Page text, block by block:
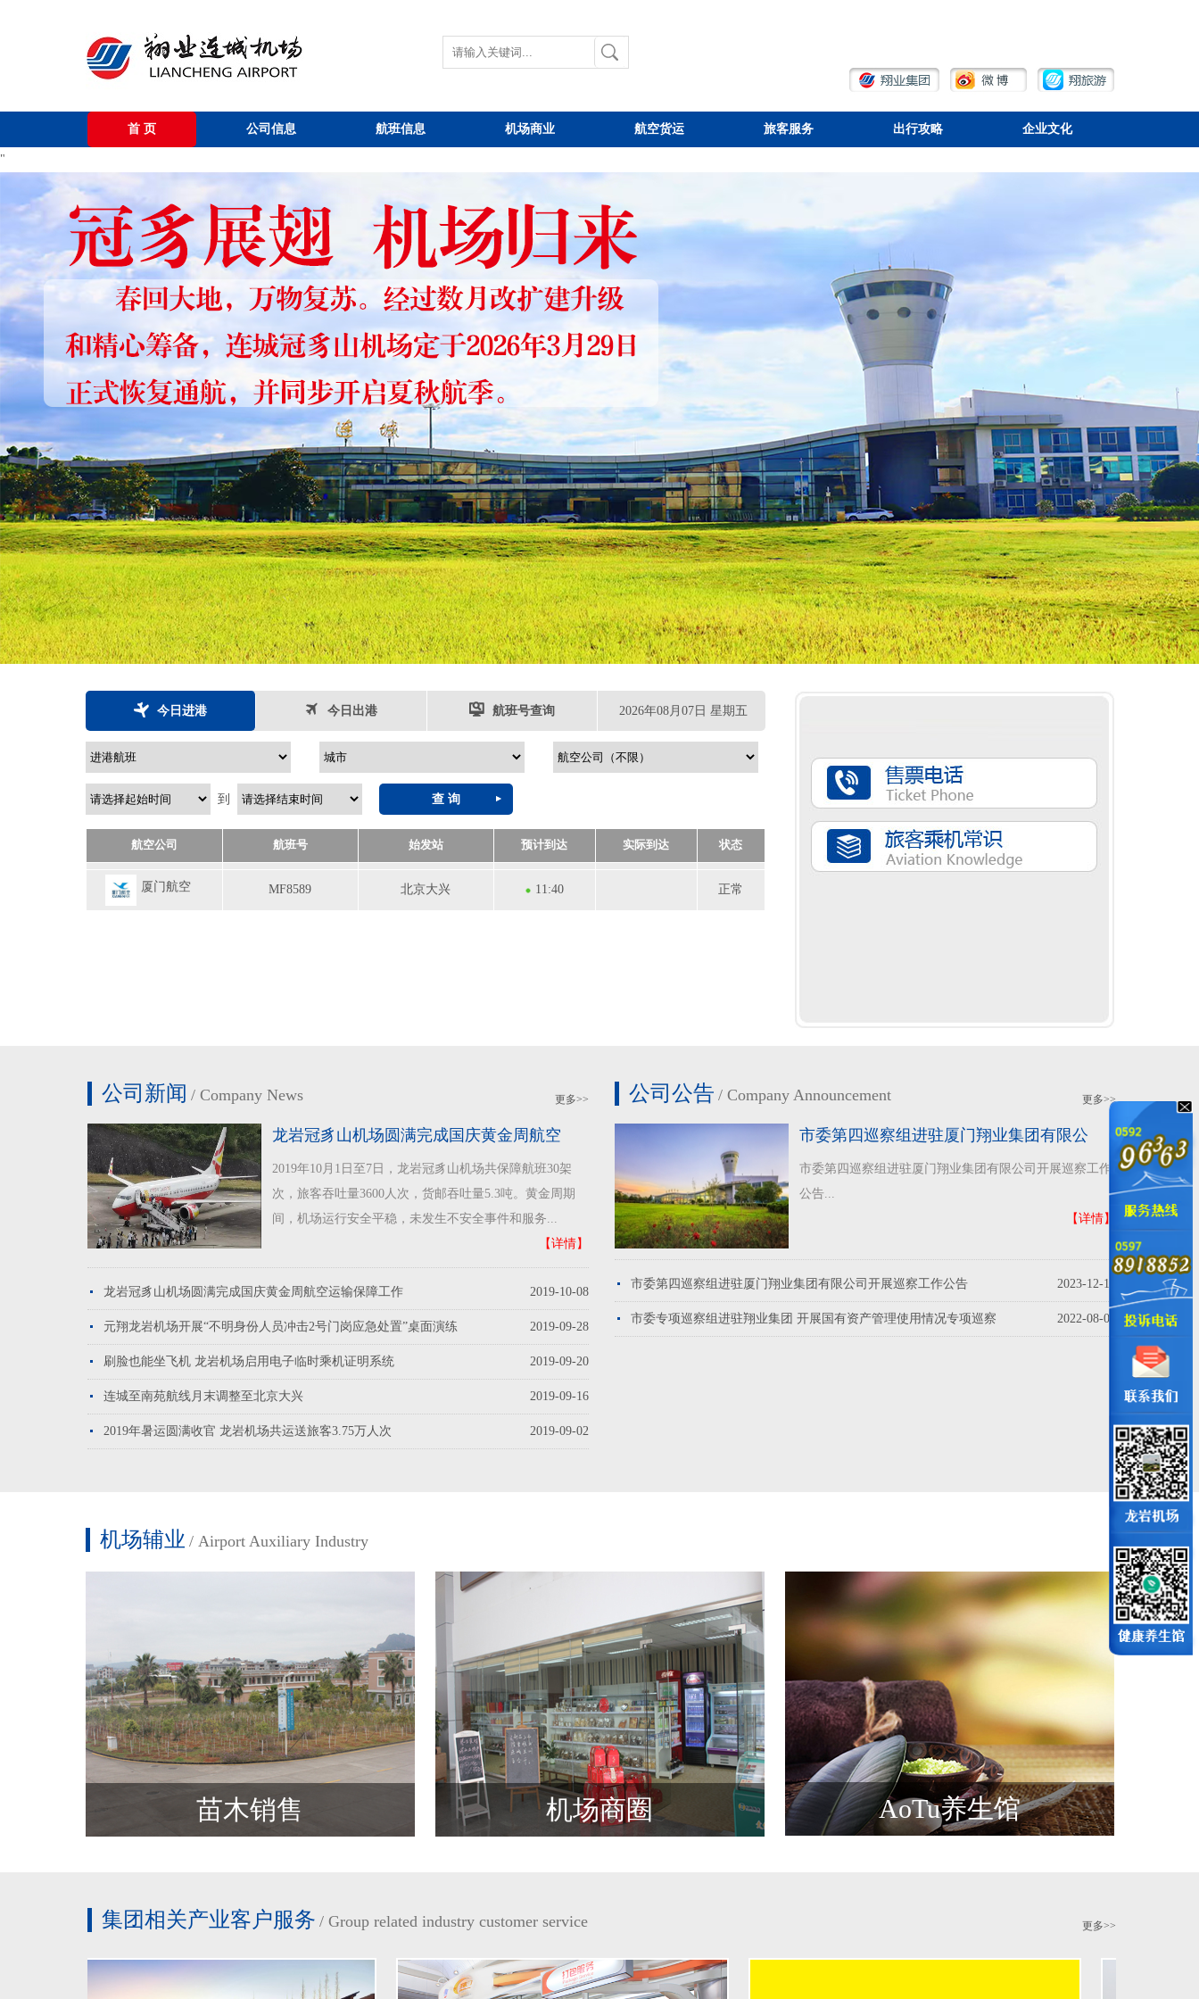
首页 公司信息 航班信息 机场商业 航空货运 旅客服务 出行攻略 企业文化
"
 今日进港  今日出港  航班号查询 2026年08月07日星期五
到
航空公司 航班号 始发站 预计到达 实际到达 状态
厦门航空 MF8589 北京大兴 11:40 正常
更多>>
公司新闻 /CompanyNews
龙岩冠豸山机场圆满完成国庆黄金周航空
2019年10月1日至7日，龙岩冠豸山机场共保障航班30架
次，旅客吞吐量3600人次，货邮吞吐量5.3吨。黄金周期
间，机场运行安全平稳，未发生不安全事件和服务...
【详情】
2019-10-08
龙岩冠豸山机场圆满完成国庆黄金周航空运输保障工作​
2019-09-28
元翔龙岩机场开展“不明身份人员冲击2号门岗应急处置”桌面演练
2019-09-20
刷脸也能坐飞机龙岩机场启用电子临时乘机证明系统
2019-09-16
连城至南苑航线月末调整至北京大兴
2019-09-02
2019年暑运圆满收官龙岩机场共运送旅客3.75万人次
更多>>
公司公告 /CompanyAnnouncement
市委第四巡察组进驻厦门翔业集团有限公
市委第四巡察组进驻厦门翔业集团有限公司开展巡察工作
公告...
【详情】
2023-12-13
市委第四巡察组进驻厦门翔业集团有限公司开展巡察工作公告
2022-08-08
市委专项巡察组进驻翔业集团开展国有资产管理使用情况专项巡察
机场辅业 /AirportAuxiliaryIndustry
苗木销售 机场商圈 AoTu养生馆
更多>>
集团相关产业客户服务 /Grouprelatedindustrycustomerservice